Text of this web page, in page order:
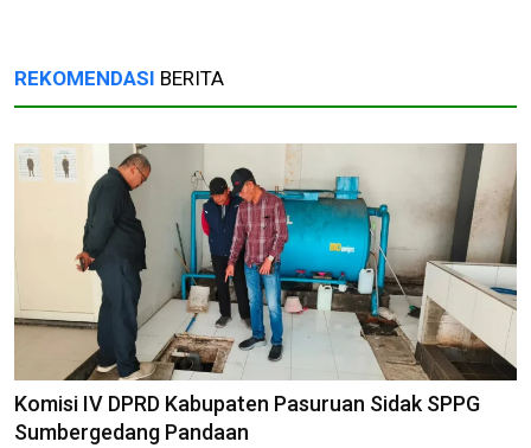
REKOMENDASI BERITA
Komisi IV DPRD Kabupaten Pasuruan Sidak SPPG
Sumbergedang Pandaan